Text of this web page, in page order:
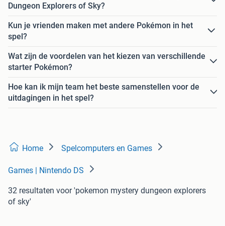
Dungeon Explorers of Sky?
Kun je vrienden maken met andere Pokémon in het
spel?
Wat zijn de voordelen van het kiezen van verschillende
starter Pokémon?
Hoe kan ik mijn team het beste samenstellen voor de
uitdagingen in het spel?
Home Spelcomputers en Games
Games | Nintendo DS
32 resultaten voor 'pokemon mystery dungeon explorers
of sky'